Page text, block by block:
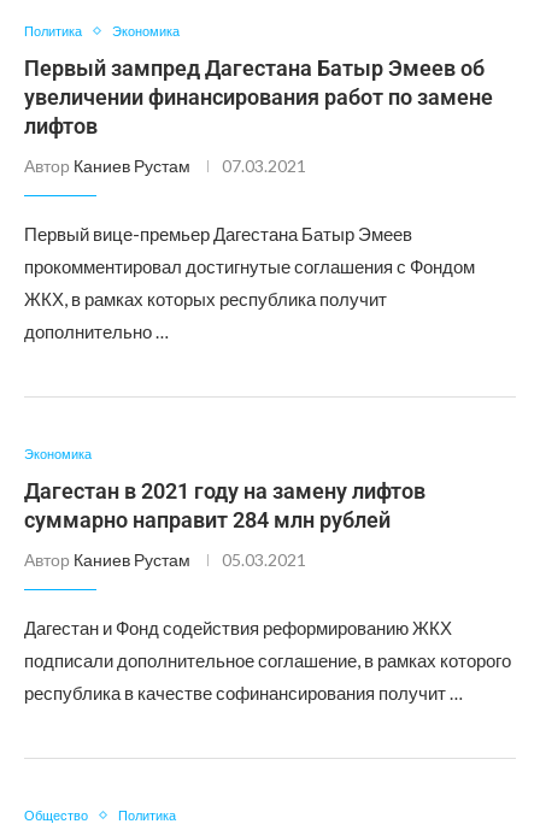
Политика Экономика
Первый зампред Дагестана Батыр Эмеев об
увеличении финансирования работ по замене
лифтов
Автор Каниев Рустам 07.03.2021
Первый вице-премьер Дагестана Батыр Эмеев
прокомментировал достигнутые соглашения с Фондом
ЖКХ, в рамках которых республика получит
дополнительно …
Экономика
Дагестан в 2021 году на замену лифтов
суммарно направит 284 млн рублей
Автор Каниев Рустам 05.03.2021
Дагестан и Фонд содействия реформированию ЖКХ
подписали дополнительное соглашение, в рамках которого
республика в качестве софинансирования получит …
Общество Политика